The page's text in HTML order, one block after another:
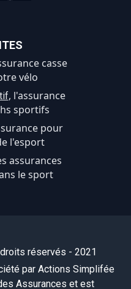
casse
vélo
, l'assurance
sportifs
pour
l'esport
assurances
le sport
droits réservés - 2021
par Actions Simplifée
Assurances et est